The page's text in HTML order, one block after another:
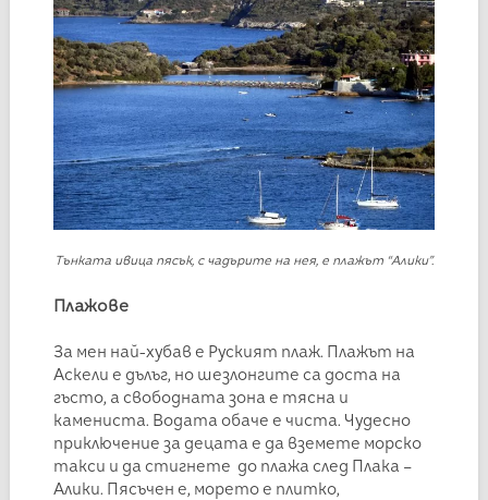
Тънката ивица пясък, с чадърите на нея, е плажът “Алики”.
Плажове
За мен най-хубав е Руският плаж. Плажът на
Аскели е дълъг, но шезлонгите са доста на
гъсто, а свободната зона е тясна и
камениста. Водата обаче е чиста. Чудесно
приключение за децата е да вземете морско
такси и да стигнете до плажа след Плака –
Алики. Пясъчен е, морето е плитко,